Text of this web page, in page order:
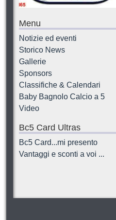
Menu
Notizie ed eventi
Storico News
Gallerie
Sponsors
Classifiche & Calendari
Baby Bagnolo Calcio a 5
Video
Bc5 Card Ultras
Bc5 Card...mi presento
Vantaggi e sconti a voi ...